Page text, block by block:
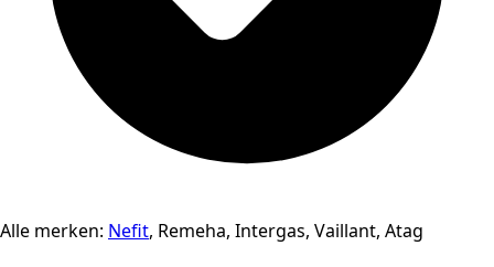
Alle merken: Nefit, Remeha, Intergas, Vaillant, Atag